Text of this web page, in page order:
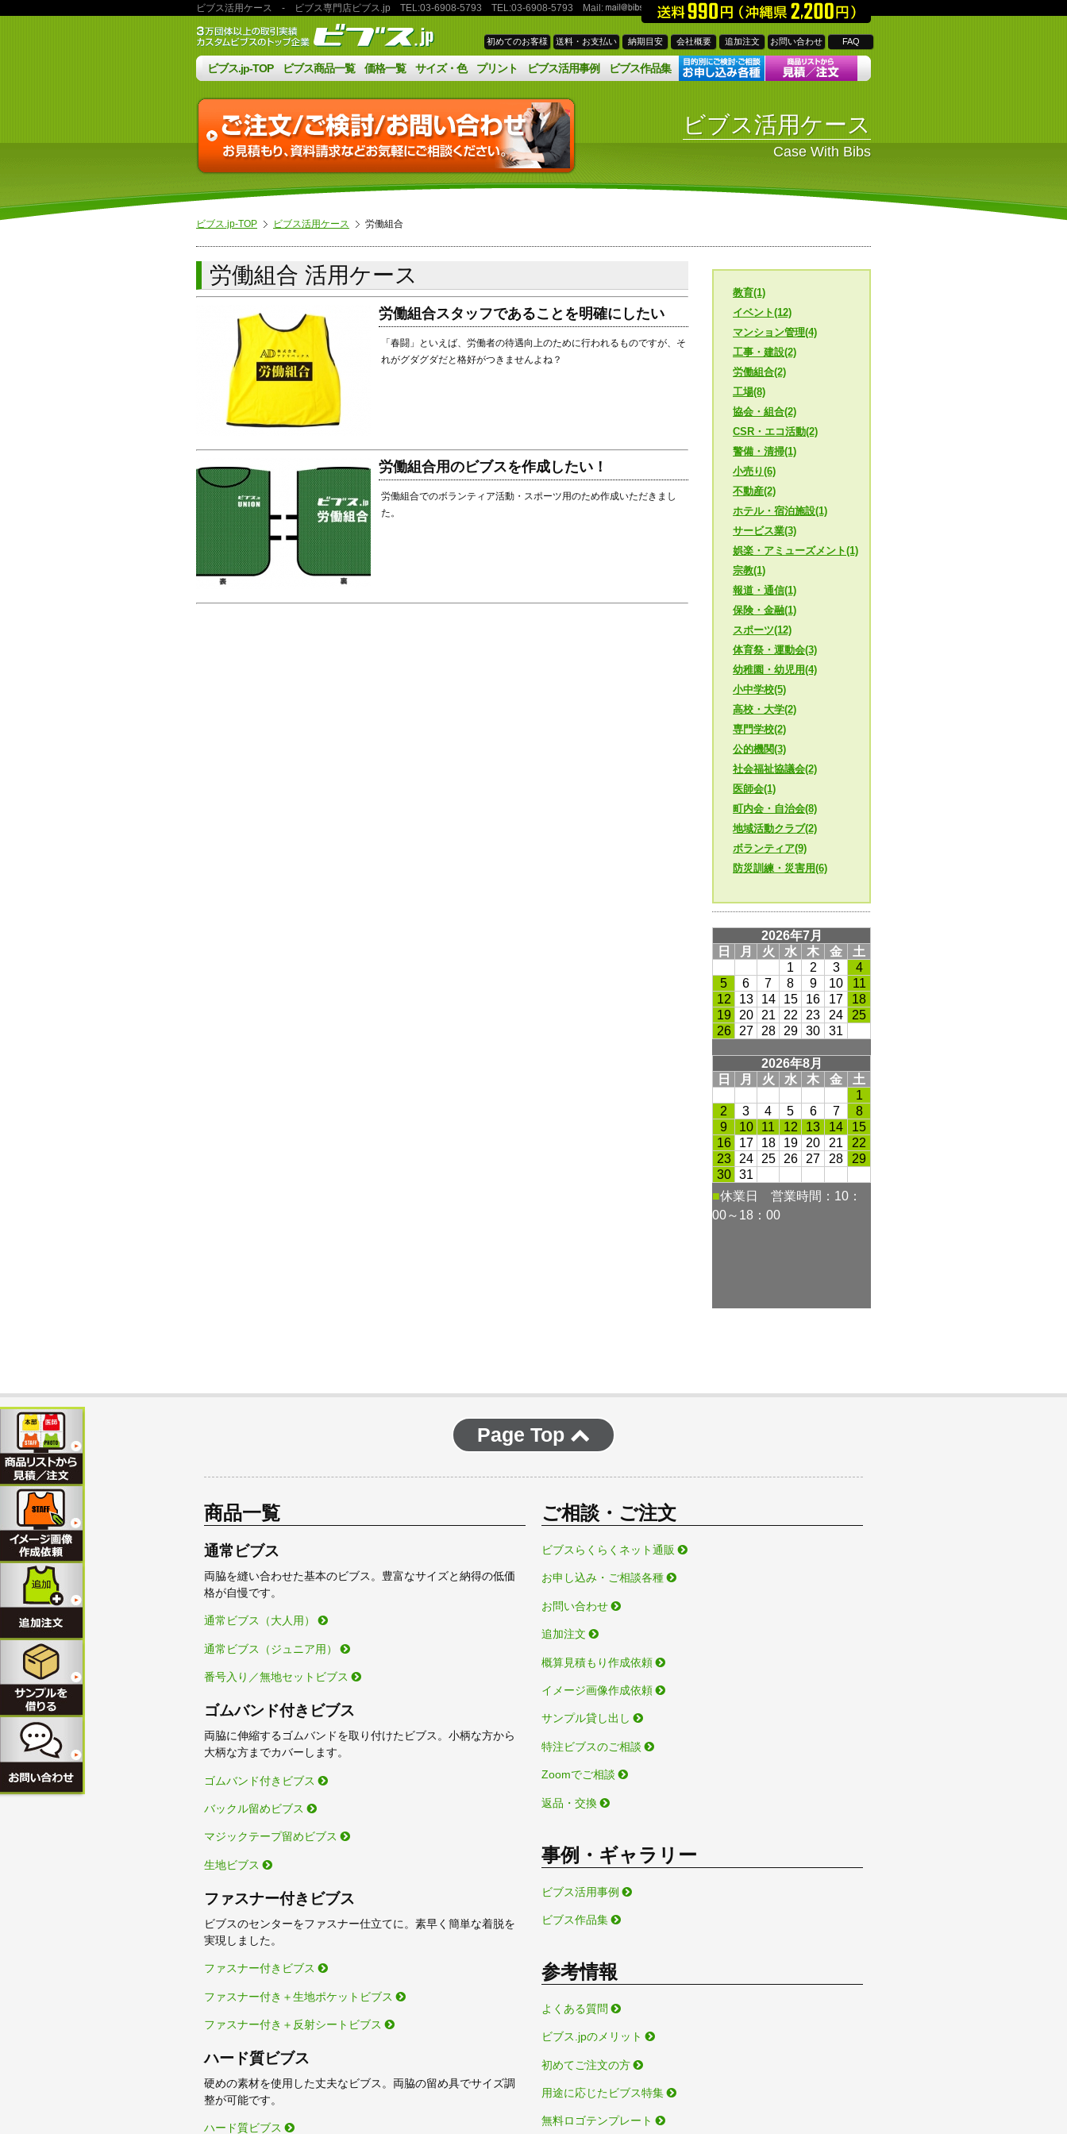
ビブス活用ケース - ビブス専門店ビブス.jp TEL:03‐6908‐5793 TEL:03‐6908‐5793 Mail:
ビブス.jp-TOP ビブス商品一覧 価格一覧 サイズ・色 プリント ビブス活用事例 ビブス作品集
初めてのお客様 送料・お支払い 納期目安 会社概要 追加注文 お問い合わせ FAQ
ビブス活用ケース
Case With Bibs
ビブス.jp-TOP ビブス活用ケース 労働組合
労働組合 活用ケース
労働組合スタッフであることを明確にしたい
「春闘」といえば、労働者の待遇向上のために行われるものですが、そ
れがグダグダだと格好がつきませんよね？
労働組合用のビブスを作成したい！
労働組合でのボランティア活動・スポーツ用のため作成いただきまし
た。
教育(1)
イベント(12)
マンション管理(4)
工事・建設(2)
労働組合(2)
工場(8)
協会・組合(2)
CSR・エコ活動(2)
警備・清掃(1)
小売り(6)
不動産(2)
ホテル・宿泊施設(1)
サービス業(3)
娯楽・アミューズメント(1)
宗教(1)
報道・通信(1)
保険・金融(1)
スポーツ(12)
体育祭・運動会(3)
幼稚園・幼児用(4)
小中学校(5)
高校・大学(2)
専門学校(2)
公的機関(3)
社会福祉協議会(2)
医師会(1)
町内会・自治会(8)
地域活動クラブ(2)
ボランティア(9)
防災訓練・災害用(6)
Page Top
商品一覧
通常ビブス
両脇を縫い合わせた基本のビブス。豊富なサイズと納得の低価
格が自慢です。
通常ビブス（大人用）
通常ビブス（ジュニア用）
番号入り／無地セットビブス
ゴムバンド付きビブス
両脇に伸縮するゴムバンドを取り付けたビブス。小柄な方から
大柄な方までカバーします。
ゴムバンド付きビブス
バックル留めビブス
マジックテープ留めビブス
生地ビブス
ファスナー付きビブス
ビブスのセンターをファスナー仕立てに。素早く簡単な着脱を
実現しました。
ファスナー付きビブス
ファスナー付き＋生地ポケットビブス
ファスナー付き＋反射シートビブス
ハード質ビブス
硬めの素材を使用した丈夫なビブス。両脇の留め具でサイズ調
整が可能です。
ハード質ビブス
ご相談・ご注文
ビブスらくらくネット通販
お申し込み・ご相談各種
お問い合わせ
追加注文
概算見積もり作成依頼
イメージ画像作成依頼
サンプル貸し出し
特注ビブスのご相談
Zoomでご相談
返品・交換
事例・ギャラリー
ビブス活用事例
ビブス作品集
参考情報
よくある質問
ビブス.jpのメリット
初めてご注文の方
用途に応じたビブス特集
無料ロゴテンプレート